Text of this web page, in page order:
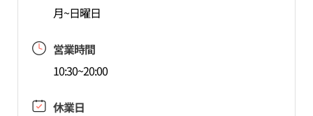
月~日曜日
営業時間
10:30~20:00
休業日